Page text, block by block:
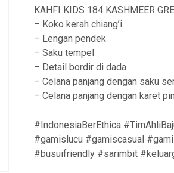
KAHFI KIDS 184 KASHMEER
– Koko kerah chiang’i
– Lengan pendek
– Saku tempel
– Detail bordir di dada
– Celana panjang dengan saku
– Celana panjang dengan karet
#IndonesiaBerEthica
#gamislucu #gamiscasual
#busuifriendly #sarimbit